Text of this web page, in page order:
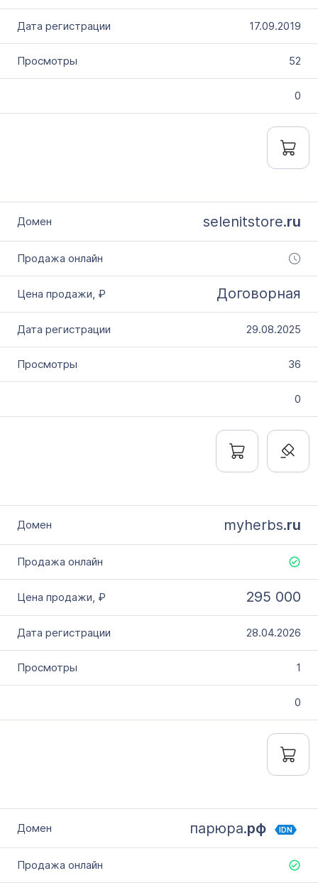
17.09.2019
52
0
selenitstore.ru
Договорная
29.08.2025
36
0
myherbs.ru
295 000
28.04.2026
1
0
парюра.рф IDN